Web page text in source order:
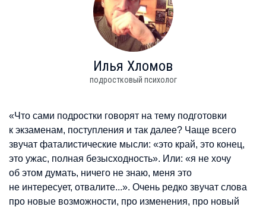
Илья Хломов
подростковый психолог
«Что сами подростки говорят на тему подготовки
к экзаменам, поступления и так далее? Чаще всего
звучат фаталистические мысли: «это край, это конец,
это ужас, полная безысходность». Или: «я не хочу
об этом думать, ничего не знаю, меня это
не интересует, отвалите...». Очень редко звучат слова
про новые возможности, про изменения, про новый